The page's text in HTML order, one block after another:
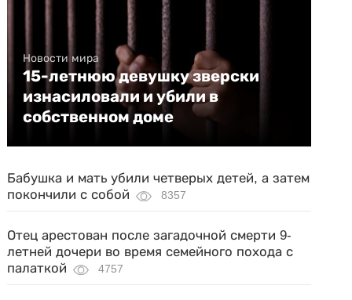
Новости мира
15-летнюю девушку зверски
изнасиловали и убили в
собственном доме
Бабушка и мать убили четверых детей, а затем
покончили с собой
8357
Отец арестован после загадочной смерти 9-
летней дочери во время семейного похода с
палаткой
4757